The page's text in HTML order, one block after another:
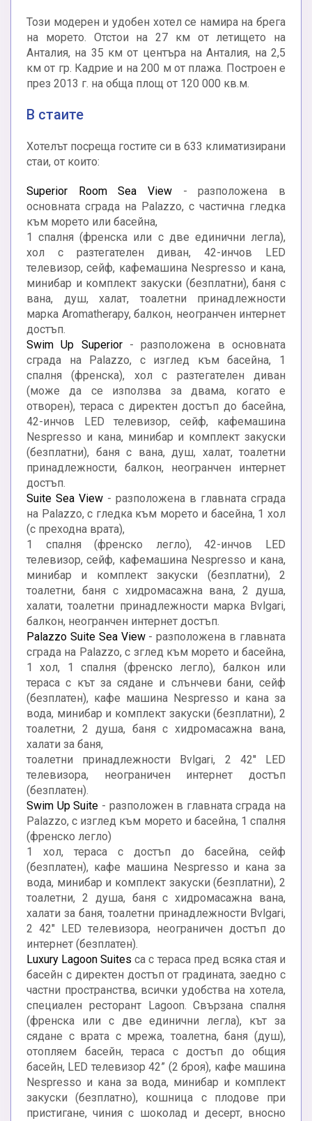
Този модерен и удобен хотел се намира на брега
на морето. Отстои на 27 км от летището на
Анталия, на 35 км от центъра на Анталия, на 2,5
км от гр. Кадрие и на 200 м от плажа. Построен е
през 2013 г. на обща площ от 120 000 кв.м.
В стаите
Хотелът посреща гостите си в 633 климатизирани
стаи, от които:
Superior Room Sea View - разположена в
основната сграда на Palazzo, с частична гледка
към морето или басейна,
1 спалня (френска или с две единични легла),
хол с разтегателен диван, 42-инчов LED
телевизор, сейф, кафемашина Nespresso и кана,
минибар и комплект закуски (безплатни), баня с
вана, душ, халат, тоалетни принадлежности
марка Аromatherapy, балкон, неогранчен интернет
достъп.
Swim Up Superior- разположена в основната
сграда на Palazzo, с изглед към басейна, 1
спалня (френска), хол с разтегателен диван
(може да се използва за двама, когато е
отворен), тераса с директен достъп до басейна,
42-инчов LED телевизор, сейф, кафемашина
Nespresso и кана, минибар и комплект закуски
(безплатни), баня с вана, душ, халат, тоалетни
принадлежности, балкон, неогранчен интернет
достъп.
Suite Sea View - разположена в главната сграда
на Palazzo, с гледка към морето и басейна, 1 хол
(с преходна врата),
1 спалня (френско легло), 42-инчов LED
телевизор, сейф, кафемашина Nespresso и кана,
минибар и комплект закуски (безплатни), 2
тоалетни, баня с хидромасажна вана, 2 душа,
халати, тоалетни принадлежности марка Bvlgari,
балкон, неогранчен интернет достъп.
Palazzo Suite Sea View- разположена в главната
сграда на Palazzo, с зглед към морето и басейна,
1 хол, 1 спалня (френско легло), балкон или
тераса с кът за сядане и слънчеви бани, сейф
(безплатен), кафе машина Nespresso и кана за
вода, минибар и комплект закуски (безплатни), 2
тоалетни, 2 душа, баня с хидромасажна вана,
халати за баня,
тоалетни принадлежности Bvlgari, 2 42'' LED
телевизора, неограничен интернет достъп
(безплатен).
Swim Up Suite - разположен в главната сграда на
Palazzo, с изглед към морето и басейна, 1 спалня
(френско легло)
1 хол, тераса с достъп до басейна, сейф
(безплатен), кафе машина Nespresso и кана за
вода, минибар и комплект закуски (безплатни), 2
тоалетни, 2 душа, баня с хидромасажна вана,
халати за баня, тоалетни принадлежности Bvlgari,
2 42" LED телевизора, неограничен достъп до
интернет (безплатен).
Luxury Lagoon Suites са с тераса пред всяка стая и
басейн с директен достъп от градината, заедно с
частни пространства, всички удобства на хотела,
специален ресторант Lagoon. Свързана спалня
(френска или с две единични легла), кът за
сядане с врата с мрежа, тоалетна, баня (душ),
отопляем басейн, тераса с достъп до общия
басейн, LED телевизор 42” (2 броя), кафе машина
Nespresso и кана за вода, минибар и комплект
закуски (безплатно), кошница с плодове при
пристигане, чиния с шоколад и десерт, вносно